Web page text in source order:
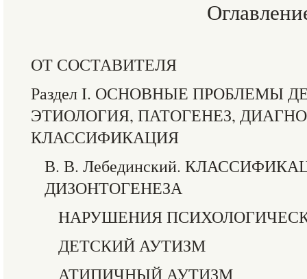
ОТ СОСТАВИТЕЛЯ
Раздел I. ОСНОВНЫЕ ПРОБЛЕМЫ
ЭТИОЛОГИЯ, ПАТОГЕНЕЗ,
КЛАССИФИКАЦИЯ
В. В. Лебединский.
ДИЗОНТОГЕНЕЗА
НАРУШЕНИЯ
ДЕТСКИЙ АУТИЗМ
АТИПИЧНЫЙ АУТИЗМ